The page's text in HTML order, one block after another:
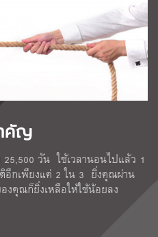
คัญ
วัน ใช้เวลานอนไปแล้ว 1
อีกเพียงแค่ 2 ใน 3 ยิ่งคุณผ่าน
งคุณก็ยิ่งเหลือให้ใช้น้อยลง